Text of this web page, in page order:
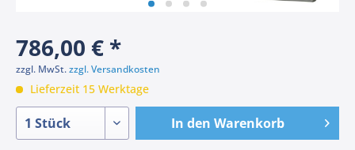
786,00 € *
zzgl. MwSt.zzgl. Versandkosten
Lieferzeit 15 Werktage
In den Warenkorb